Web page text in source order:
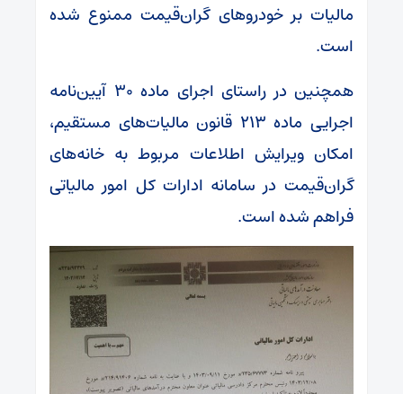
مالیات بر خودروهای گران‌قیمت ممنوع شده
است.
همچنین در راستای اجرای ماده ۳۰ آیین‌نامه
اجرایی ماده ۲۱۳ قانون مالیات‌های مستقیم،
امکان ویرایش اطلاعات مربوط به خانه‌های
گران‌قیمت در سامانه ادارات کل امور مالیاتی
فراهم شده است.